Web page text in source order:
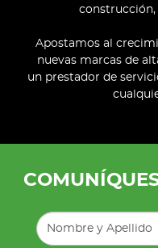
Apostamos al
nuevas marcas de
un prestador de